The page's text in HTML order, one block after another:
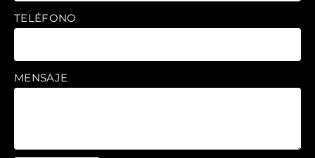
TELÉFONO
MENSAJE